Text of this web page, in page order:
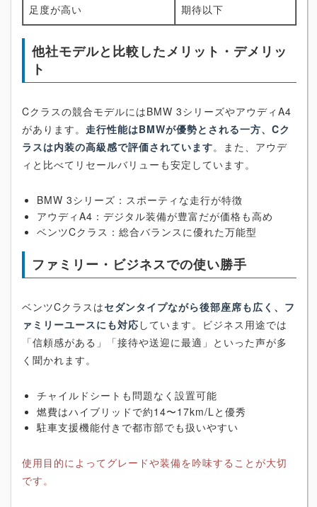
足度が高い
期待以下
他社モデルと比較したメリット・デメリッ
ト
Cクラスの競合モデルにはBMW 3シリーズやアウディA4
があります。 走行性能はBMWが優勢とされる一方、Cク
ラスは内装の高級感で評価されています。また、アウデ
ィと比べてリセールバリューも安定しています。
BMW 3シリーズ：スポーティな走行が特徴
アウディA4：デジタル装備が豊富だが価格も高め
ベンツCクラス：総合バランスに優れた万能型
ファミリー・ビジネスでの使い勝手
ベンツCクラスはセダンタイプながら後部座席も広く、フ
ァミリーユースにも対応 しています。ビジネス用途では
「信頼感がある」「接待や送迎に最適」といった声が多
く聞かれます。
チャイルドシートも問題なく設置可能
燃費はハイブリッドで約14〜17km/Lと優秀
駐車支援機能付きで都市部でも扱いやすい
使用目的によってグレードや装備を吟味することが大切
です。